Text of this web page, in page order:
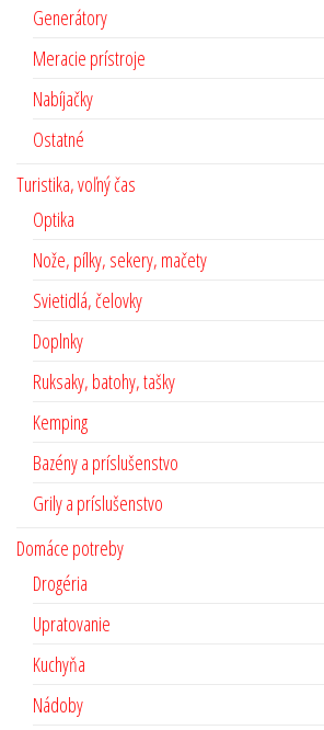
Generátory
Meracie prístroje
Nabíjačky
Ostatné
Turistika, voľný čas
Optika
Nože, pílky, sekery, mačety
Svietidlá, čelovky
Doplnky
Ruksaky, batohy, tašky
Kemping
Bazény a príslušenstvo
Grily a príslušenstvo
Domáce potreby
Drogéria
Upratovanie
Kuchyňa
Nádoby